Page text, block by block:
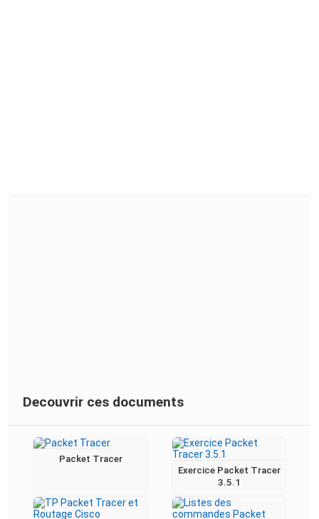
Decouvrir ces documents
Packet Tracer
Exercice Packet Tracer
3.5.1